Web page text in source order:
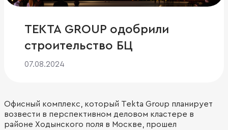
TEKTA GROUP одобрили
строительство БЦ
07.08.2024
Офисный комплекс, который Tekta Group планирует
возвести в перспективном деловом кластере в
районе Ходынского поля в Москве, прошел